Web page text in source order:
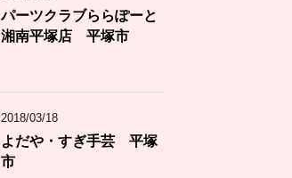
パーツクラブららぽーと
湘南平塚店 平塚市
2018/03/18
よだや・すぎ手芸 平塚
市